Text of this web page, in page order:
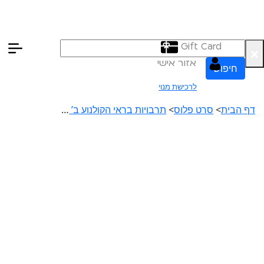
Gift Card
אזור אישי
חיפוש
לרכישת מנוי
חופשי למנויים
דף הבית> סרט פלוס> תרבויות בראי הקולנוע ב’ | סין